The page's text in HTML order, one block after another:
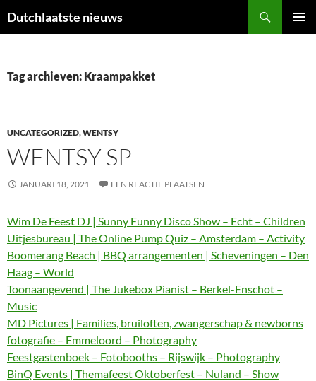
naar
Dutchlaatste nieuws
Tag archieven: Kraampakket
UNCATEGORIZED,WENTSY
WENTSY SP
JANUARI 18, 2021 EEN REACTIE PLAATSEN
Wim De Feest DJ | Sunny Funny Disco Show – Echt – Children
Uitjesbureau | The Online Pump Quiz – Amsterdam – Activity
Boomerang Beach | BBQ arrangementen | Scheveningen – Den
Haag – World
Toonaangevend | The Jukebox Pianist – Berkel-Enschot –
Music
MD Pictures | Families, bruiloften, zwangerschap & newborns
fotografie – Emmeloord – Photography
Feestgastenboek – Fotobooths – Rijswijk – Photography
BinQ Events | Themafeest Oktoberfest – Nuland – Show